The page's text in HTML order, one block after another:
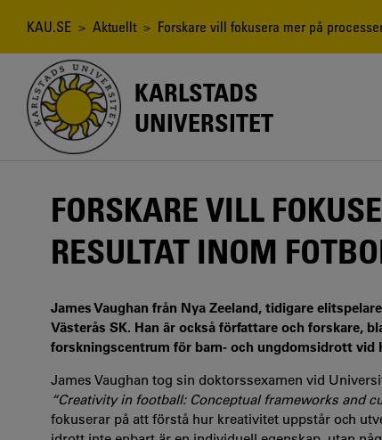
Länkstig
KAU.SE > Aktuellt > Forskare vill fokusera mer på
KARLSTADS
UNIVERSITET
FORSKARE VILL
RESULTAT INOM
James Vaughan från Nya Zeeland, tidigare
Västerås SK. Han är också författare och forskare,
forskningscentrum för barn- och ungdomsidrott vid
James Vaughan tog sin doktorssexamen vid
“Creativity in football: Conceptual frameworks and
fokuserar på att förstå hur kreativitet uppstår och